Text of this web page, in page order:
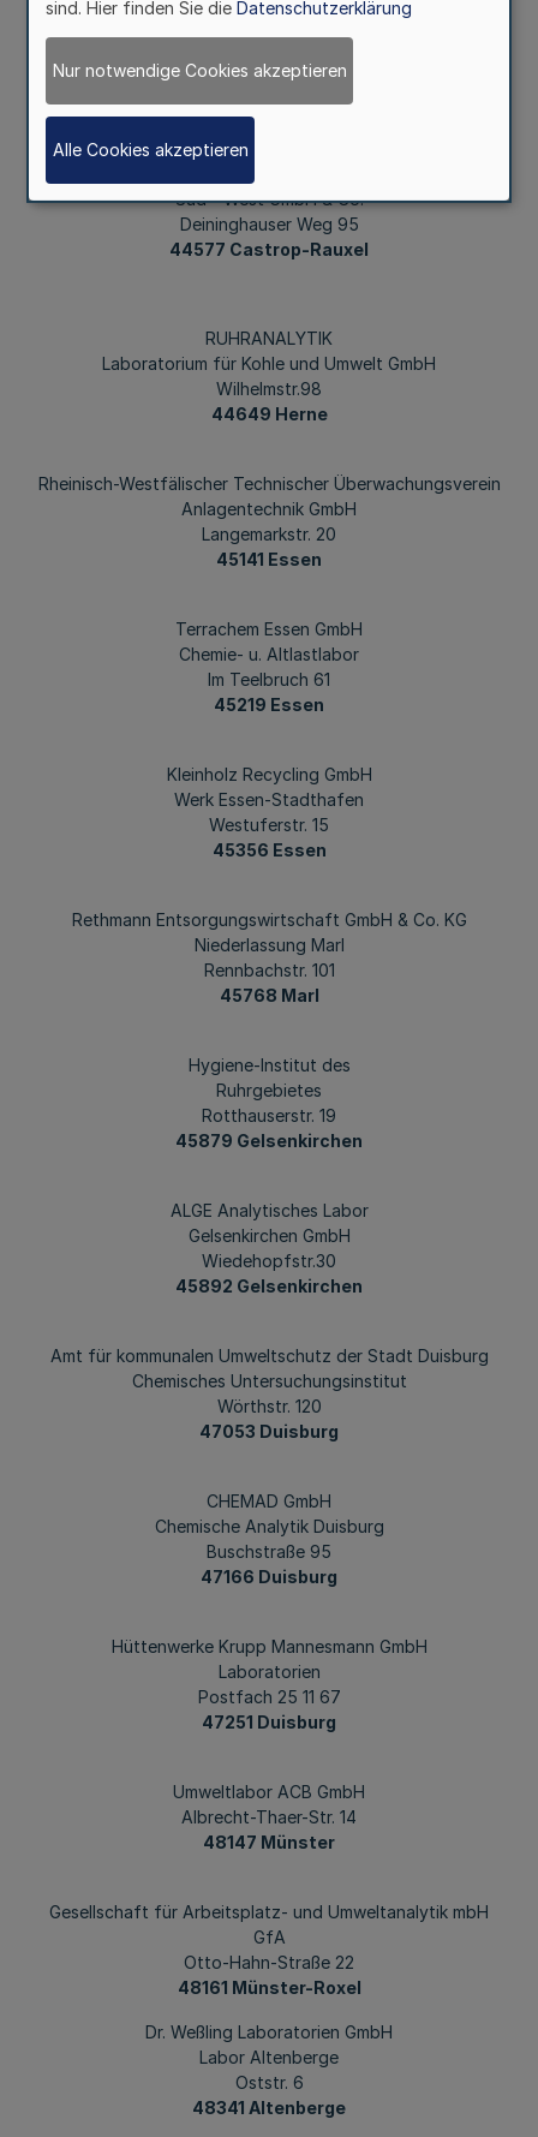
Brunnenstr. 138
44536 Lünen
Süd - West GmbH & Co.
Deininghauser Weg 95
44577 Castrop-Rauxel
RUHRANALYTIK
Laboratorium für Kohle und Umwelt GmbH
Wilhelmstr.98
44649 Herne
Rheinisch-Westfälischer Technischer Überwachungsverein
Anlagentechnik GmbH
Langemarkstr. 20
45141 Essen
Terrachem Essen GmbH
Chemie- u. Altlastlabor
Im Teelbruch 61
45219 Essen
Kleinholz Recycling GmbH
Werk Essen-Stadthafen
Westuferstr. 15
45356 Essen
Rethmann Entsorgungswirtschaft GmbH & Co. KG
Niederlassung Marl
Rennbachstr. 101
45768 Marl
Hygiene-Institut des
Ruhrgebietes
Rotthauserstr. 19
45879 Gelsenkirchen
ALGE Analytisches Labor
Gelsenkirchen GmbH
Wiedehopfstr.30
45892 Gelsenkirchen
Amt für kommunalen Umweltschutz der Stadt Duisburg
Chemisches Untersuchungsinstitut
Wörthstr. 120
47053 Duisburg
CHEMAD GmbH
Chemische Analytik Duisburg
Buschstraße 95
47166 Duisburg
Hüttenwerke Krupp Mannesmann GmbH
Laboratorien
Postfach 25 11 67
47251 Duisburg
Umweltlabor ACB GmbH
Albrecht-Thaer-Str. 14
48147 Münster
Gesellschaft für Arbeitsplatz- und Umweltanalytik mbH
GfA
Otto-Hahn-Straße 22
48161 Münster-Roxel
Dr. Weßling Laboratorien GmbH
Labor Altenberge
Oststr. 6
48341 Altenberge
sind. Hier finden Sie die Datenschutzerklärung
Nur notwendige Cookies akzeptieren
Alle Cookies akzeptieren